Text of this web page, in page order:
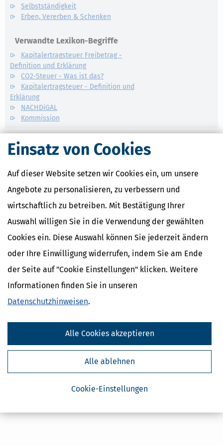
Einsatz von Cookies
Auf dieser Website setzen wir Cookies ein, um unsere
Angebote zu personalisieren, zu verbessern und
wirtschaftlich zu betreiben. Mit Bestätigung Ihrer
Auswahl willigen Sie in die Verwendung der gewählten
Cookies ein. Diese Auswahl können Sie jederzeit ändern
oder Ihre Einwilligung widerrufen, indem Sie am Ende
der Seite auf "Cookie Einstellungen" klicken. Weitere
Informationen finden Sie in unseren
Datenschutzhinweisen.
Cookie-Einstellungen
Alle ablehnen
Alle Cookies akzeptieren
Selbstständigkeit
Erben, Vererben & Schenken
Verwandte Lexikon-Begriffe
Kapitalertragsteuer Freibetrag -
Definition und Erklärung
CO2-Steuer - Was ist das?
Kapitalertragsteuer - Definition und
Erklärung
NACHDiGAL
Kommission
Kostenlose Steuertipps & News
Steuertipps
von Steuertipps abonnieren. Die
Meine Einwilligung kann ich jederzeit durch